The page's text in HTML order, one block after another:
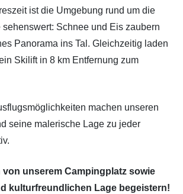
ist die Umgebung rund um die
Schnee und Eis zaubern
Panorama ins Tal. Gleichzeitig laden
Skilift in 8 km Entfernung zum
machen unseren
seine malerische Lage zu jeder
von unserem Campingplatz sowie
kulturfreundlichen Lage begeistern!